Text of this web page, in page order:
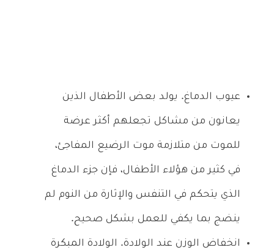
عيوب الدماغ. يولد بعض الأطفال الذين
يعانون من مشاكل تجعلهم أكثر عرضة
للموت من متلازمة موت الرضيع المفاجئ،
في كثير من هؤلاء الأطفال، فإن جزء الدماغ
الذي يتحكم في التنفس والإثارة من النوم لم
ينضج بما يكفي للعمل بشكل صحيح.
انخفاض الوزن عند الولادة. الولادة المبكرة